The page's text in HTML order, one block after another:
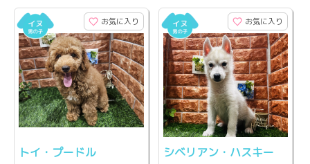
お気に入り
トイ・プードル
お気に入り
シベリアン・ハスキー